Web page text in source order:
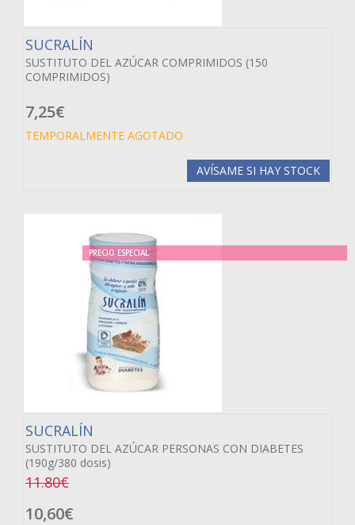
SUCRALÍN
SUSTITUTO DEL AZÚCAR COMPRIMIDOS (150
COMPRIMIDOS)
7,25€
TEMPORALMENTE AGOTADO
AVÍSAME SI HAY STOCK
PRECIO ESPECIAL
SUCRALÍN
SUSTITUTO DEL AZÚCAR PERSONAS CON DIABETES
(190g/380 dosis)
11.80€
10,60€